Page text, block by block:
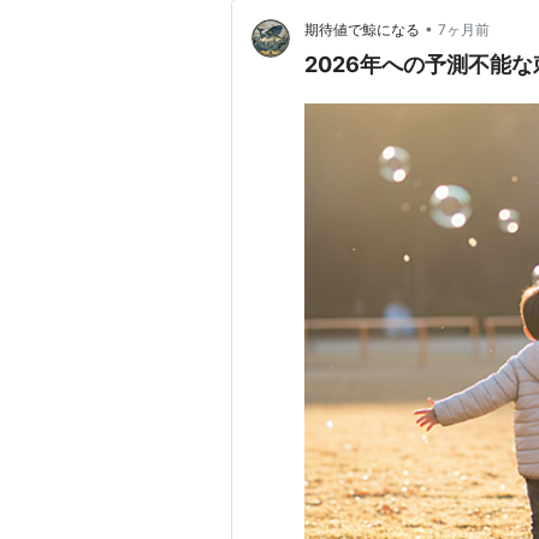
期待値で鯨になる • 7ヶ月前
2026年への予測不能な